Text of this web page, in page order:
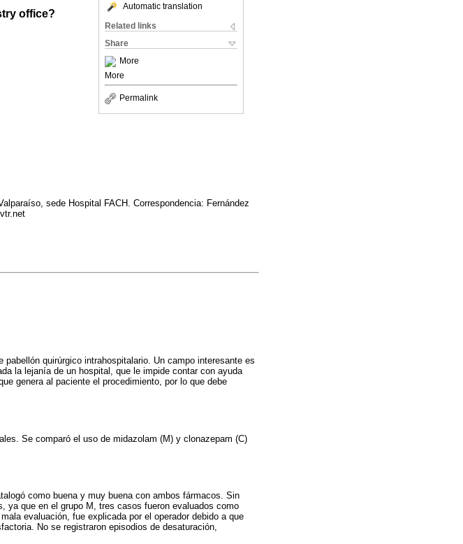
Automatic translation
Related links
Share
More
More
Permalink
office?
sede Hospital FACH. Correspondencia: Fernández
quirúrgico intrahospitalario. Un campo interesante es
la lejanía de un hospital, que le impide contar con ayuda
genera al paciente el procedimiento, por lo que debe
Se comparó el uso de midazolam (M) y clonazepam (C)
como buena y muy buena con ambos fármacos. Sin
ya que en el grupo M, tres casos fueron evaluados como
evaluación, fue explicada por el operador debido a que
No se registraron episodios de desaturación,